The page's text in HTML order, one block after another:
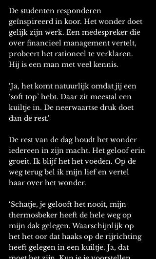
De studenten responderen
geïnspireerd in koor. Het wonder doet
gelijk zijn werk. Een medespreker die
over financieel management vertelt,
probeert het rationeel te verklaren.
Hij is een man met veel kennis.
‘Ja, het komt natuurlijk omdat jij een
‘soft top’ hebt. Daar zit meestal een
kuiltje in. De neerwaartse druk doet
dan de rest.’
De rest van de dag houdt het wonder
iedereen in zijn macht. Het geloof erin
groeit. Ik blijf het het voeden. Op de
weg terug bel ik mijn lief en vertel
haar over het wonder.
‘Schatje, je gelooft het nooit, mijn
thermosbeker heeft de hele weg op
mijn dak gelegen. Waarschijnlijk op
het het oor dat haaks op de rijrichting
heeft gelegen in een kuiltje. Ja, dat